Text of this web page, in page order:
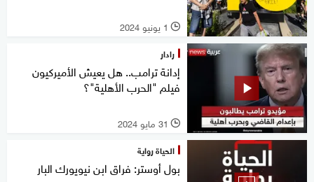
l 1 يونيو 2024
رادار
إدانة ترامب.. هل يعيش الأميركيون
فيلم "الحرب الأهلية"؟
l 31 مايو 2024
الحياة رواية
بول أوستر: فراق ابن نيويورك البار